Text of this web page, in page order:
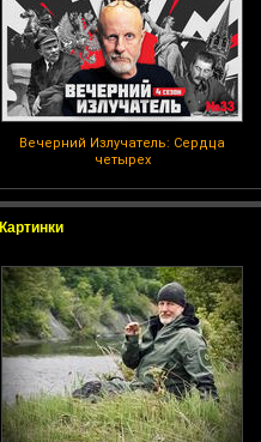
Вечерний Излучатель: Сердца
четырех
Картинки